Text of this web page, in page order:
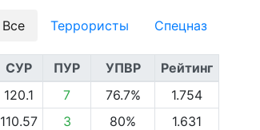
Все Террористы Спецназ
СУР ПУР УПВР
Рейтинг
120.1 7 76.7%
1.754
110.57 3 80%
1.631